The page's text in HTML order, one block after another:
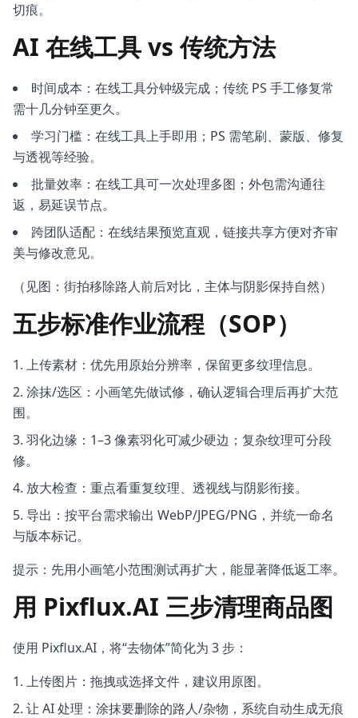
切痕。
AI 在线工具 vs 传统方法
时间成本：在线工具分钟级完成；传统 PS 手工修复常
需十几分钟至更久。
学习门槛：在线工具上手即用；PS 需笔刷、蒙版、修复
与透视等经验。
批量效率：在线工具可一次处理多图；外包需沟通往
返，易延误节点。
跨团队适配：在线结果预览直观，链接共享方便对齐审
美与修改意见。
（见图：街拍移除路人前后对比，主体与阴影保持自然）
五步标准作业流程（SOP）
上传素材：优先用原始分辨率，保留更多纹理信息。
涂抹/选区：小画笔先做试修，确认逻辑合理后再扩大范
围。
羽化边缘：1–3 像素羽化可减少硬边；复杂纹理可分段
修。
放大检查：重点看重复纹理、透视线与阴影衔接。
导出：按平台需求输出 WebP/JPEG/PNG，并统一命名
与版本标记。
提示：先用小画笔小范围测试再扩大，能显著降低返工率。
用 Pixflux.AI 三步清理商品图
使用 Pixflux.AI，将“去物体”简化为 3 步：
上传图片：拖拽或选择文件，建议用原图。
让 AI 处理：涂抹要删除的路人/杂物，系统自动生成无痕